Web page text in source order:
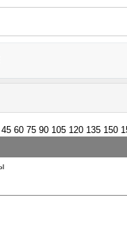
45 60 75 90 105 120 135 150